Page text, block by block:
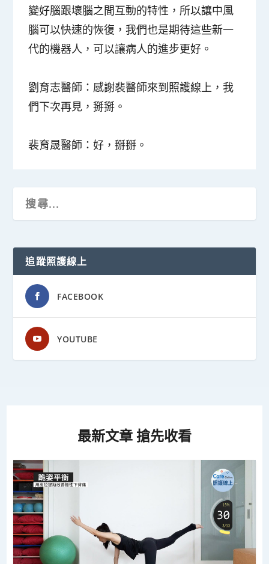
變好腦跟壞腦之間互動的特性，所以讓中風
腦可以快速的恢復，我們也是期待這些新一
代的機器人，可以讓病人的進步更好。
劉育志醫師： 感謝裴醫師來到照護線上，我
們下次再見，掰掰。
裴育晟醫師：好，掰掰。
追蹤照護線上
FACEBOOK
YOUTUBE
最新文章 搶先收看